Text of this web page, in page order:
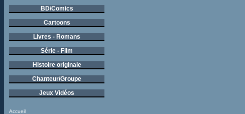
BD/Comics
Cartoons
Livres - Romans
Série - Film
Histoire originale
Chanteur/Groupe
Jeux Vidéos
Accueil